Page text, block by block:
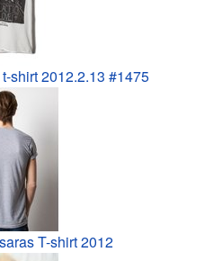
shirt 2012.2.13 #1475
T-shirt 2012